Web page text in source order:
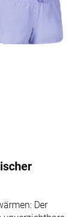
Der